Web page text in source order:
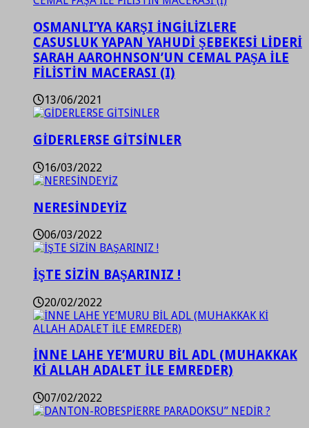
OSMANLI’YA KARŞI İNGİLİZLERE
CASUSLUK YAPAN YAHUDİ ŞEBEKESİ LİDERİ
SARAH AAROHNSON’UN CEMAL PAŞA İLE
FİLİSTİN MACERASI (I)
13/06/2021
GİDERLERSE GİTSİNLER
16/03/2022
NERESİNDEYİZ
06/03/2022
İŞTE SİZİN BAŞARINIZ !
20/02/2022
İNNE LAHE YE’MURU BİL ADL (MUHAKKAK
Kİ ALLAH ADALET İLE EMREDER)
07/02/2022